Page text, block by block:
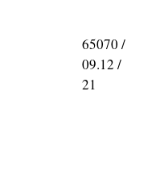
65070 /
09.12 /
21